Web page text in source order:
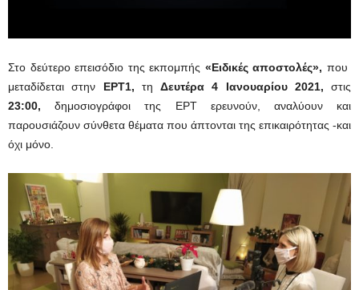
Στο δεύτερο επεισόδιο της εκπομπής «Ειδικές αποστολές»,που
μεταδίδεται στην ΕΡΤ1, τη Δευτέρα 4 Ιανουαρίου 2021, στις
23:00, δημοσιογράφοι της ΕΡΤ ερευνούν, αναλύουν και
παρουσιάζουν σύνθετα θέματα που άπτονται της επικαιρότητας -και
όχι μόνο.